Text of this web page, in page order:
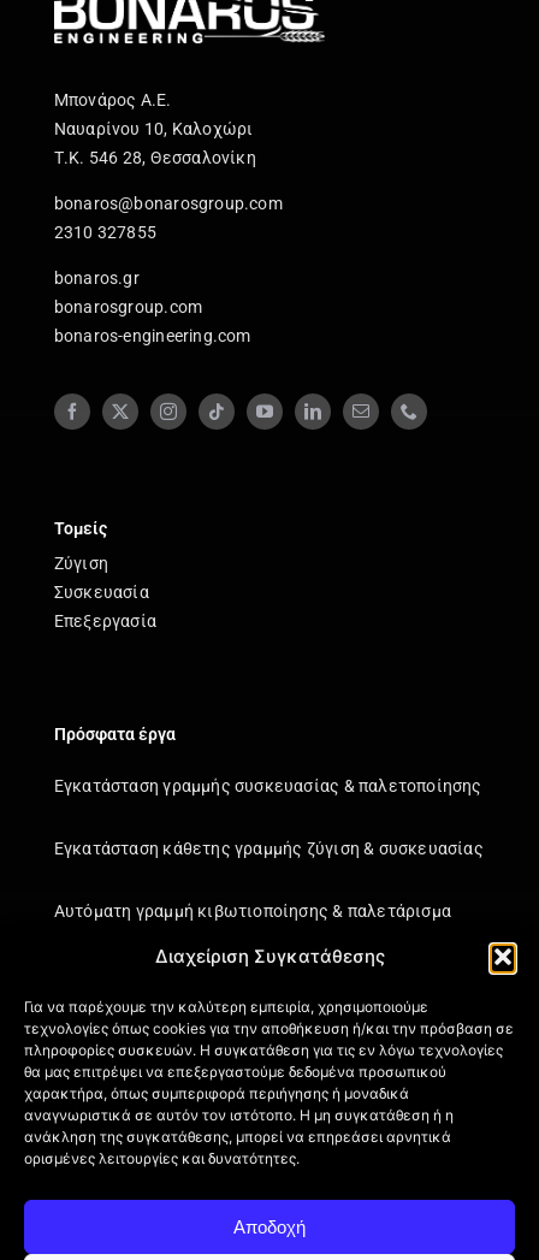
Διαχείριση Συγκατάθεσης
Για να παρέχουμε την καλύτερη εμπειρία, χρησιμοποιούμε
τεχνολογίες όπως cookies για την αποθήκευση ή/και την πρόσβαση σε
πληροφορίες συσκευών. Η συγκατάθεση για τις εν λόγω τεχνολογίες
θα μας επιτρέψει να επεξεργαστούμε δεδομένα προσωπικού
χαρακτήρα, όπως συμπεριφορά περιήγησης ή μοναδικά
αναγνωριστικά σε αυτόν τον ιστότοπο. Η μη συγκατάθεση ή η
ανάκληση της συγκατάθεσης, μπορεί να επηρεάσει αρνητικά
ορισμένες λειτουργίες και δυνατότητες.
Αποδοχή
Μπονάρος Α.Ε.
Ναυαρίνου 10, Καλοχώρι
Τ.Κ. 546 28, Θεσσαλονίκη
bonaros@bonarosgroup.com
2310 327855
bonaros.gr
bonarosgroup.com
bonaros-engineering.com
Τομείς
Ζύγιση
Συσκευασία
Επεξεργασία
Πρόσφατα έργα
Εγκατάσταση γραμμής συσκευασίας & παλετοποίησης
Εγκατάσταση κάθετης γραμμής ζύγιση & συσκευασίας
Αυτόματη γραμμή κιβωτιοποίησης & παλετάρισμα
Εγκατάσταση κάθετης γραμμής ζύγιση & συσκευασίας
Πληροφορίες
Πιστοποιήσεις
Όροι Χρήσης
Πολιτική απορρήτου